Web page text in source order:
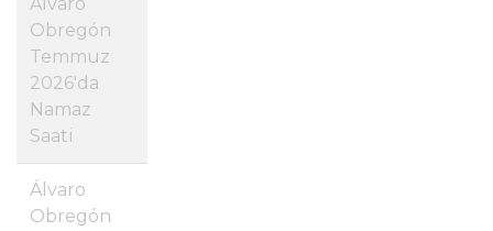
Obregón
Temmuz
2026'da
Namaz
Saati
Álvaro
Obregón